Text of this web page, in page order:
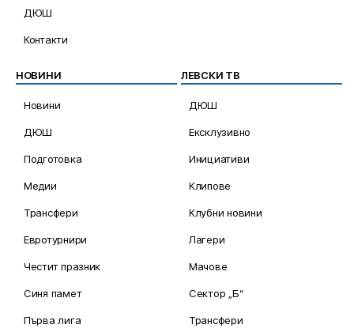
ДЮШ
Контакти
НОВИНИ
Новини
ДЮШ
Подготовка
Медии
Трансфери
Евротурнири
Честит празник
Синя памет
Първа лига
ЛЕВСКИ ТВ
ДЮШ
Ексклузивно
Инициативи
Клипове
Клубни новини
Лагери
Мачове
Сектор „Б“
Трансфери